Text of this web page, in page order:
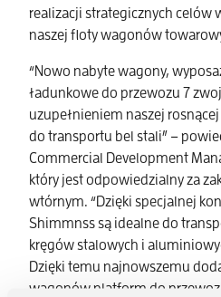
realizacji strategicznych celów
naszej floty wagonów
“Nowo nabyte wagony,
ładunkowe do przewozu 7
uzupełnieniem naszej
do transportu bel stali” –
Commercial Development
który jest odpowiedzialny za
wtórnym. “Dzięki specjalnej
Shimmnss są idealne do
kręgów stalowych i
Dzięki temu najnowszemu
wagonów platform do